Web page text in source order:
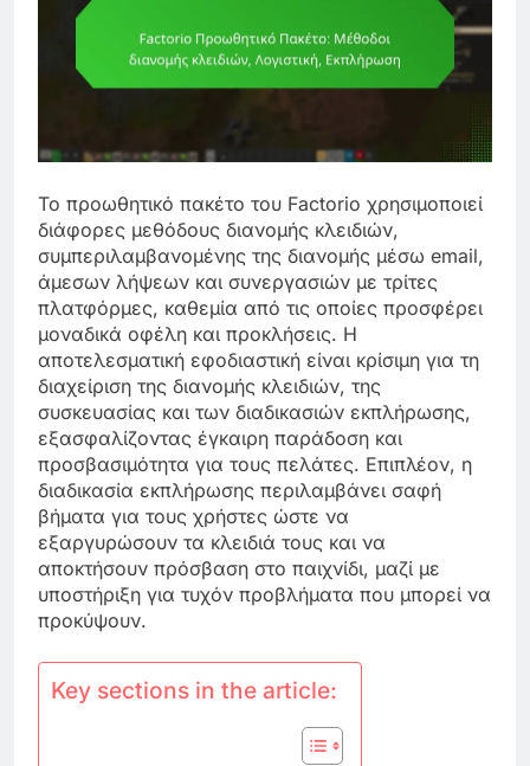
Το προωθητικό πακέτο του Factorio χρησιμοποιεί
διάφορες μεθόδους διανομής κλειδιών,
συμπεριλαμβανομένης της διανομής μέσω email,
άμεσων λήψεων και συνεργασιών με τρίτες
πλατφόρμες, καθεμία από τις οποίες προσφέρει
μοναδικά οφέλη και προκλήσεις. Η
αποτελεσματική εφοδιαστική είναι κρίσιμη για τη
διαχείριση της διανομής κλειδιών, της
συσκευασίας και των διαδικασιών εκπλήρωσης,
εξασφαλίζοντας έγκαιρη παράδοση και
προσβασιμότητα για τους πελάτες. Επιπλέον, η
διαδικασία εκπλήρωσης περιλαμβάνει σαφή
βήματα για τους χρήστες ώστε να
εξαργυρώσουν τα κλειδιά τους και να
αποκτήσουν πρόσβαση στο παιχνίδι, μαζί με
υποστήριξη για τυχόν προβλήματα που μπορεί να
προκύψουν.
Key sections in the article: